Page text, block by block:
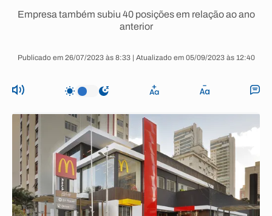
Empresa também subiu 40 posições em relação ao ano
anterior
Publicado em 26/07/2023 às 8:33 | Atualizado em 05/09/2023 às 12:40